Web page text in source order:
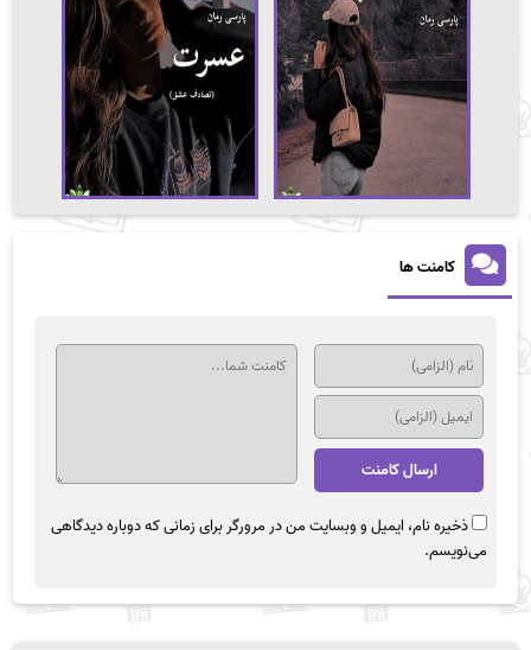
کامنت ها
ذخیره نام، ایمیل و وبسایت من در مرورگر برای زمانی که دوباره دیدگاهی
می‌نویسم.